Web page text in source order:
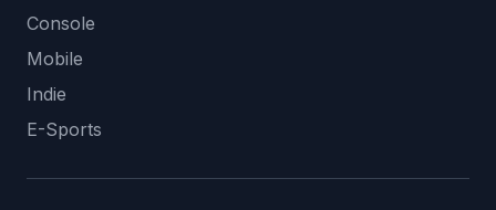
Console
Mobile
Indie
E-Sports